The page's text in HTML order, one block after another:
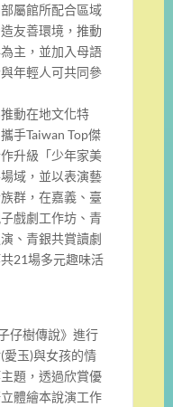
部屬館所配合區域
友善環境 ，推動
主，並加入母語
年輕人可共同參
動在地文化特
手Taiwan Top傑
升級「少年家美
域，並以表演藝
群，在嘉義、臺
戲劇工作坊、 青
、青銀共賞讀劇
21場多元趣味活
仔樹傳說》進行
愛玉)與女孩的情
題， 透過欣賞優
體繪本說演工作